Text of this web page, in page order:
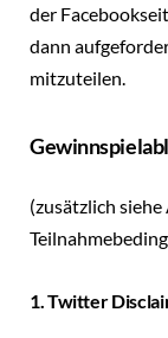
der
dann
mitzuteilen.
(zusätzlich
1. Twitter